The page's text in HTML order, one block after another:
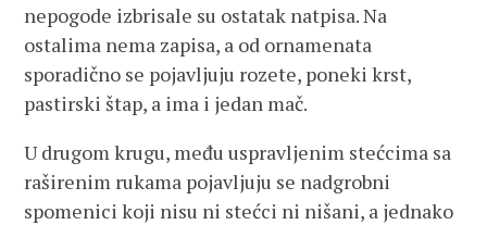
nepogode izbrisale su ostatak natpisa. Na
ostalima nema zapisa, a od ornamenata
sporadično se pojavljuju rozete, poneki krst,
pastirski štap, a ima i jedan mač.
U drugom krugu, među uspravljenim stećcima sa
raširenim rukama pojavljuju se nadgrobni
spomenici koji nisu ni stećci ni nišani, a jednako